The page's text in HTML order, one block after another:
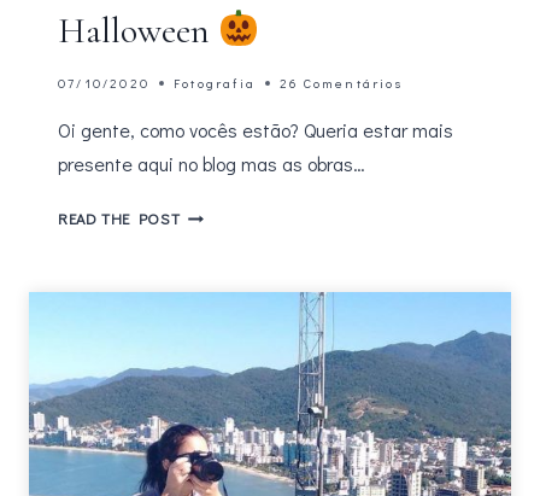
Halloween
07/10/2020 Fotografia 26 Comentários
Oi gente, como vocês estão? Queria estar mais
presente aqui no blog mas as obras…
READ THE POSTPROJETO
7
HALLOWEEN